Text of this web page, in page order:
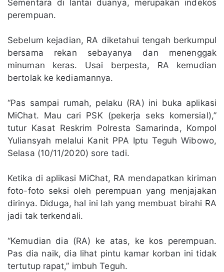
Sementara di lantai duanya, merupakan indekos
perempuan.
Sebelum kejadian, RA diketahui tengah berkumpul
bersama rekan sebayanya dan menenggak
minuman keras. Usai berpesta, RA kemudian
bertolak ke kediamannya.
“Pas sampai rumah, pelaku (RA) ini buka aplikasi
MiChat. Mau cari PSK (pekerja seks komersial),”
tutur Kasat Reskrim Polresta Samarinda, Kompol
Yuliansyah melalui Kanit PPA Iptu Teguh Wibowo,
Selasa (10/11/2020) sore tadi.
Ketika di aplikasi MiChat, RA mendapatkan kiriman
foto-foto seksi oleh perempuan yang menjajakan
dirinya. Diduga, hal ini lah yang membuat birahi RA
jadi tak terkendali.
“Kemudian dia (RA) ke atas, ke kos perempuan.
Pas dia naik, dia lihat pintu kamar korban ini tidak
tertutup rapat,” imbuh Teguh.